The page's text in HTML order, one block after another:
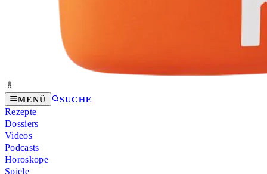
MENÜ SUCHE
Rezepte
Dossiers
Videos
Podcasts
Horoskope
Spiele